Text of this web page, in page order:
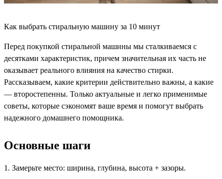
Как выбрать стиральную машину за 10 минут
Перед покупкой стиральной машины мы сталкиваемся с
десятками характеристик, причем значительная их часть не
оказывает реального влияния на качество стирки.
Рассказываем, какие критерии действительно важны, а какие
— второстепенны. Только актуальные и легко применимые
советы, которые сэкономят ваше время и помогут выбрать
надежного домашнего помощника.
Основные шаги
1. Замерьте место: ширина, глубина, высота + зазоры.